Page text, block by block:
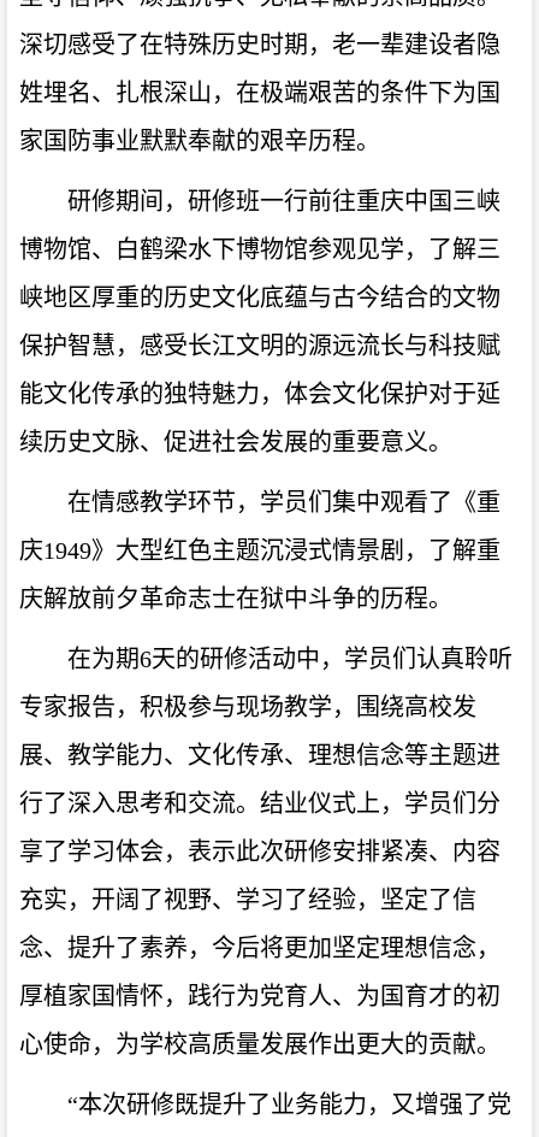
深切感受了在特殊历史时期，老一辈建设者隐
姓埋名、扎根深山，在极端艰苦的条件下为国
家国防事业默默奉献的艰辛历程。
研修期间，研修班一行前往重庆中国三峡
博物馆、白鹤梁水下博物馆参观见学，了解三
峡地区厚重的历史文化底蕴与古今结合的文物
保护智慧，感受长江文明的源远流长与科技赋
能文化传承的独特魅力，体会文化保护对于延
续历史文脉、促进社会发展的重要意义。
在情感教学环节，学员们集中观看了《重
庆1949》大型红色主题沉浸式情景剧，了解重
庆解放前夕革命志士在狱中斗争的历程。
在为期6天的研修活动中，学员们认真聆听
专家报告，积极参与现场教学，围绕高校发
展、教学能力、文化传承、理想信念等主题进
行了深入思考和交流。结业仪式上，学员们分
享了学习体会，表示此次研修安排紧凑、内容
充实，开阔了视野、学习了经验，坚定了信
念、提升了素养，今后将更加坚定理想信念，
厚植家国情怀，践行为党育人、为国育才的初
心使命，为学校高质量发展作出更大的贡献。
“本次研修既提升了业务能力，又增强了党